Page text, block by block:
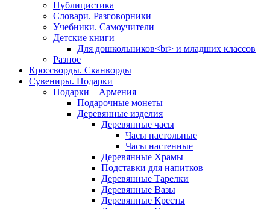
Публицистика
Словари. Разговорники
Учебники. Самоучители
Детские книги
Для дошкольников<br> и младших классов
Разное
Кроссворды. Сканворды
Сувениры. Подарки
Подарки – Армения
Подарочные монеты
Деревянные изделия
Деревянные часы
Часы настольные
Часы настенные
Деревянные Храмы
Подставки для напитков
Деревянные Тарелки
Деревянные Вазы
Деревянные Кресты